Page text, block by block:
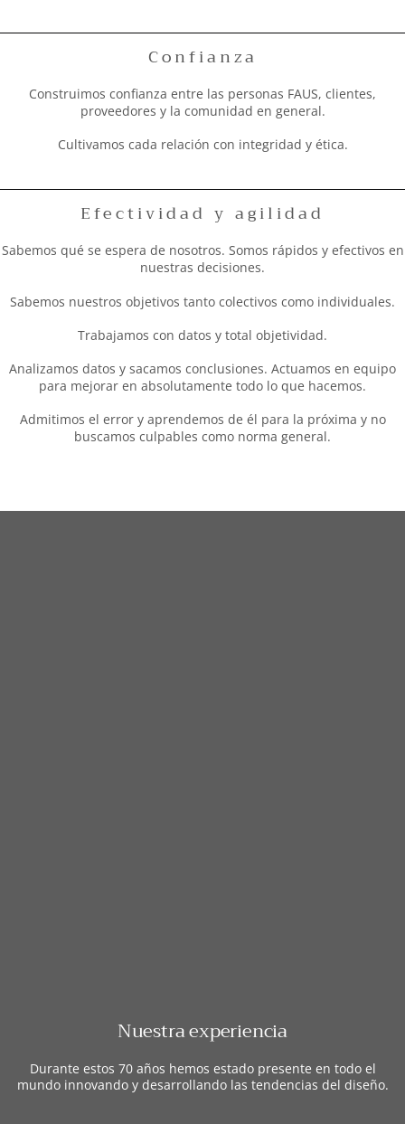
Confianza
Construimos confianza entre las personas FAUS, clientes,
proveedores y la comunidad en general.
Cultivamos cada relación con integridad y ética.
Efectividad y agilidad
Sabemos qué se espera de nosotros. Somos rápidos y efectivos en
nuestras decisiones.
Sabemos nuestros objetivos tanto colectivos como individuales.
Trabajamos con datos y total objetividad.
Analizamos datos y sacamos conclusiones. Actuamos en equipo
para mejorar en absolutamente todo lo que hacemos.
Admitimos el error y aprendemos de él para la próxima y no
buscamos culpables como norma general.
Nuestra experiencia
Durante estos 70 años hemos estado presente en todo el
mundo innovando y desarrollando las tendencias del diseño.